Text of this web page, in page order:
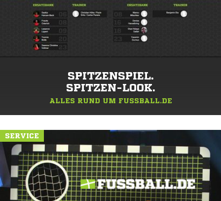
SPITZENSPIEL.
SPITZEN-LOOK.
ALLES RUND UM FUSSBALL.DE
SERVICE